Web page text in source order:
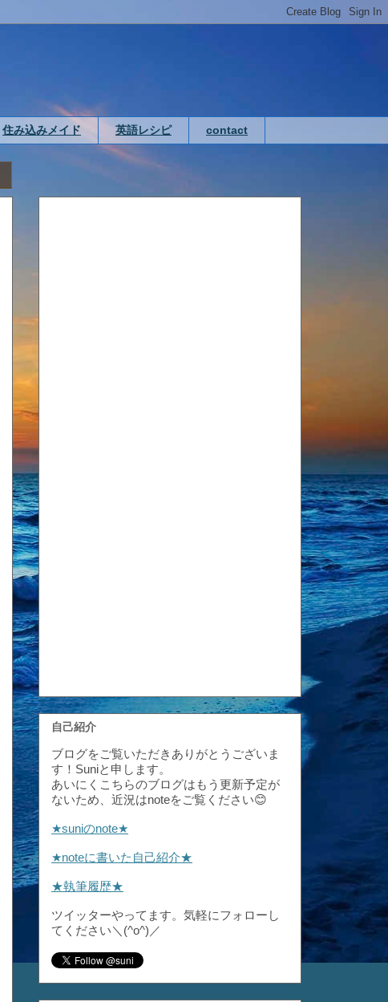
住み込みメイド 英語レシピ contact
自己紹介
ブログをご覧いただきありがとうございま
す！Suniと申します。
あいにくこちらのブログはもう更新予定が
ないため、近況はnoteをご覧ください😊
★suniのnote★
★noteに書いた自己紹介★
★執筆履歴★
ツイッターやってます。気軽にフォローし
てください＼(^o^)／